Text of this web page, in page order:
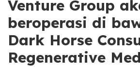
Venture Group
beroperasi di
Dark Horse
Regenerative